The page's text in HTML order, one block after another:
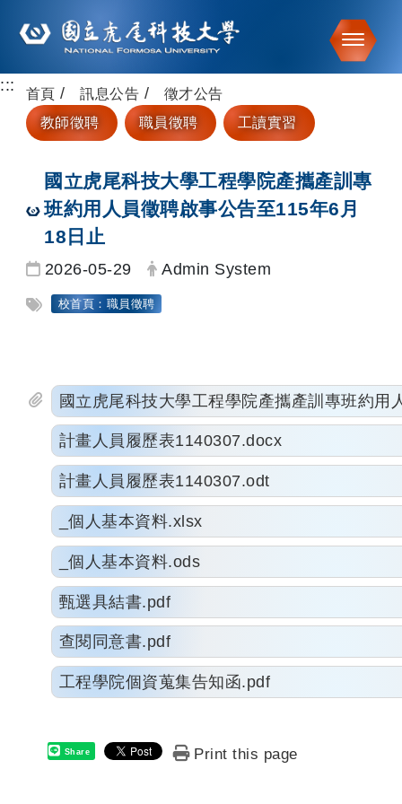
跳到主要內容
::: 首頁 訊息公告
徵才公告
教師徵聘
職員徵聘 工讀實習
國立虎尾科技大學工程學院產攜產訓專
班約用人員徵聘啟事公告至115年6月
18日止
日期：
2026-05-29 發布者：
Admin System
標籤：
校首頁：職員徵聘
國立虎尾科技大學工程學院產攜產訓專班約用
計畫人員履歷表1140307.docx
計畫人員履歷表1140307.odt
_個人基本資料.xlsx
_個人基本資料.ods
甄選具結書.pdf
查閱同意書.pdf
工程學院個資蒐集告知函.pdf
Share Print this page